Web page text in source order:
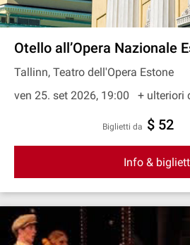
Otello all’Opera Nazionale
Tallinn, Teatro dell'Opera Estone
ven 25. set 2026, 19:00
+ ulteriori
Biglietti da $ 52
Info &